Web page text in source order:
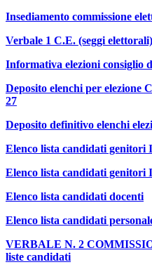
Insediamento commissione
Verbale 1 C.E. (seggi elettorali)
Informativa elezioni consiglio
Deposito elenchi per elezione
27
Deposito definitivo elenchi
Elenco lista candidati genitori I
Elenco lista candidati genitori
Elenco lista candidati docenti
Elenco lista candidati
VERBALE N. 2
liste candidati